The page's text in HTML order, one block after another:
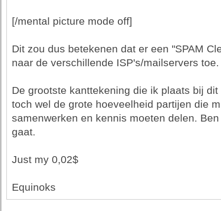
[/mental picture mode off]
Dit zou dus betekenen dat er een "SPAM
naar de verschillende ISP's/mailservers toe.
De grootste kanttekening die ik plaats bij
toch wel de grote hoeveelheid partijen die
samenwerken en kennis moeten delen.
gaat.
Just my 0,02$
Equinoks